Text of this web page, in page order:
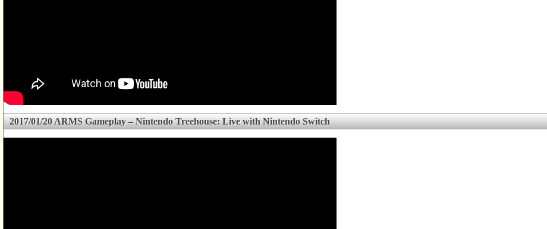
2017/01/20 ARMS Gameplay – Nintendo Treehouse: Live with Nintendo Switch